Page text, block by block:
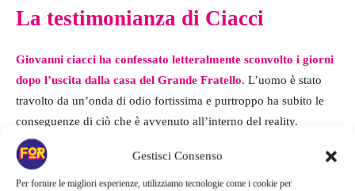
Gestisci Consenso
Per fornire le migliori esperienze, utilizziamo tecnologie come i cookie per
La testimonianza di Ciacci
Giovanni ciacci ha confessato letteralmente sconvolto i giorni
dopo l’uscita dalla casa del Grande Fratello. L’uomo è stato
travolto da un’onda di odio fortissima e purtroppo ha subito le
conseguenze di ciò che è avvenuto all’interno del reality.
Signorini racconta un episodio sgradevolissimo ma che
testimonia come il pubblico si sia sentito tradito dall’affaire
Marco Bellavia.